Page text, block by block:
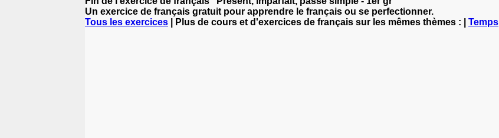
Un exercice de français gratuit pour apprendre le français ou se perfectionner.
Tous les exercices | Plus de cours et d'exercices de français sur les mêmes thèmes : | Temps